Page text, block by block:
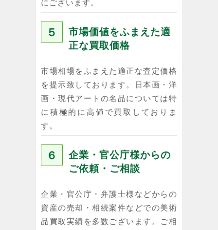
にございます。
５
市場価値をふまえた適
正な買取価格
市場相場をふまえた適正な査定価格
を提示致しております。日本画・洋
画・現代アートの名品については特
に積極的に高値で買取しておりま
す。
６
企業・官公庁様からの
ご依頼・ご相談
企業・官公庁・弁護士様などからの
資産の売却・相続案件などでの美術
品買取実績を多数ございます。ご相